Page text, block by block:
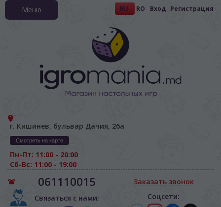
RU RO Вход Регистрация
г. Кишинев, бульвар Дачия, 26а
Смотреть на карте
Пн-Пт: 11:00 - 20:00
Сб-Вс: 11:00 - 19:00
061110015
Связаться с нами:
Заказать звонок
Соцсети:
Меню